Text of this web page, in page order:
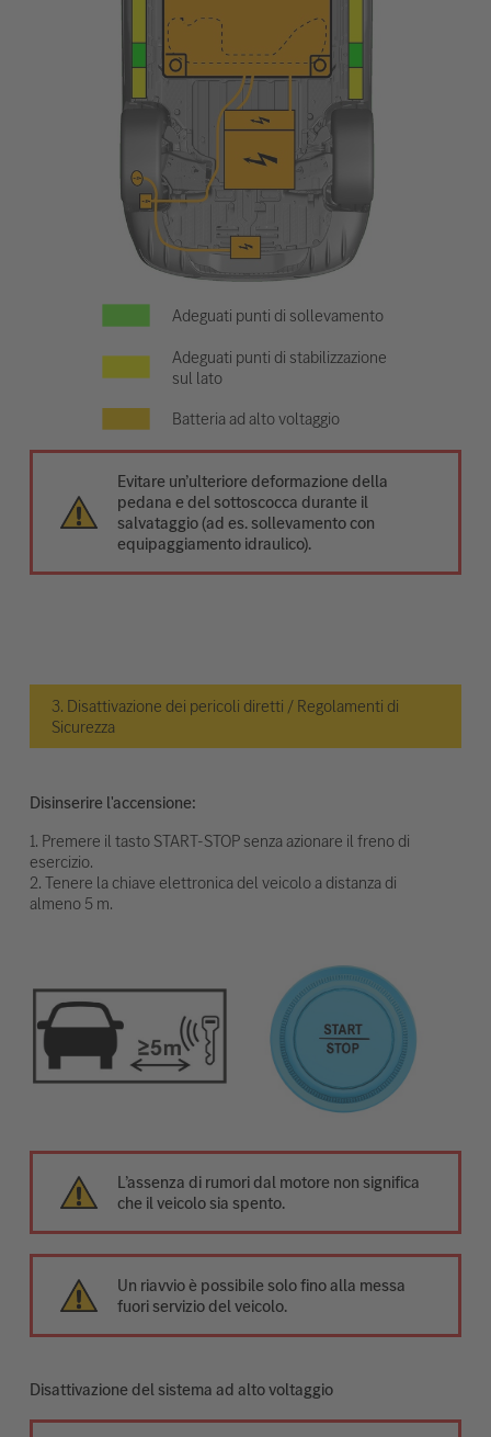
Adeguati punti di sollevamento
Adeguati punti di stabilizzazione
sul lato
Batteria ad alto voltaggio
Evitare un’ulteriore deformazione della
pedana e del sottoscocca durante il
salvataggio (ad es. sollevamento con
equipaggiamento idraulico).
3. Disattivazione dei pericoli diretti / Regolamenti di
Sicurezza
Disinserire l'accensione:
1. Premere il tasto START-STOP senza azionare il freno di
esercizio.
2. Tenere la chiave elettronica del veicolo a distanza di
almeno 5 m.
L’assenza di rumori dal motore non significa
che il veicolo sia spento.
Un riavvio è possibile solo fino alla messa
fuori servizio del veicolo.
Disattivazione del sistema ad alto voltaggio